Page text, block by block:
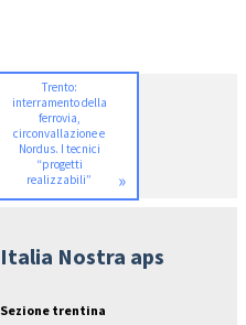
Trento:
interramento della
ferrovia,
circonvallazione e
Nordus. I tecnici
“progetti
realizzabili”
»
Italia Nostra aps
Sezione trentina